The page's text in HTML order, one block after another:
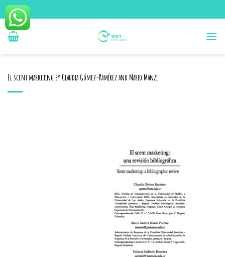
to
content
El scent marketing by Claudia Gómez-Ramírez and Mario Manzi